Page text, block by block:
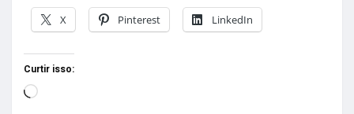
X Pinterest LinkedIn
Curtir isso: